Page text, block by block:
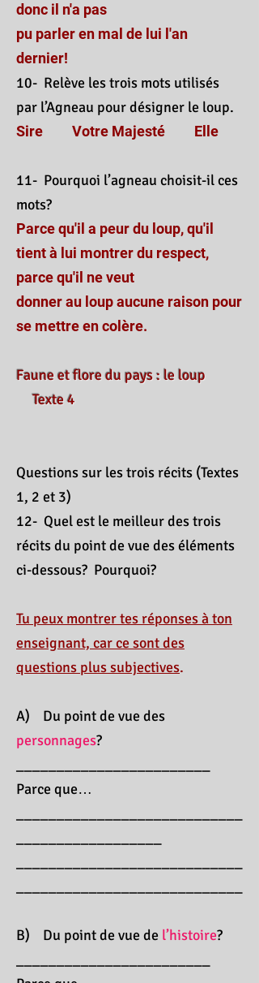
donc il n'a pas
pu parler en mal de lui l'an
dernier!
10- Relève les trois mots utilisés
par l’Agneau pour désigner le loup.
Sire Votre Majesté Elle
11- Pourquoi l’agneau choisit-il ces
mots?
Parce qu'il a peur du loup, qu'il
tient à lui montrer du respect,
parce qu'il ne veut
donner au loup aucune raison pour
se mettre en colère.
Faune et flore du pays : le loup
Texte 4
Questions sur les trois récits (Textes
1, 2 et 3)
12- Quel est le meilleur des trois
récits du point de vue des éléments
ci-dessous? Pourquoi?
Tu peux montrer tes réponses à ton
enseignant, car ce sont des
questions plus subjectives.
A) Du point de vue des
personnages?
Parce que…
B) Du point de vue de l’histoire?